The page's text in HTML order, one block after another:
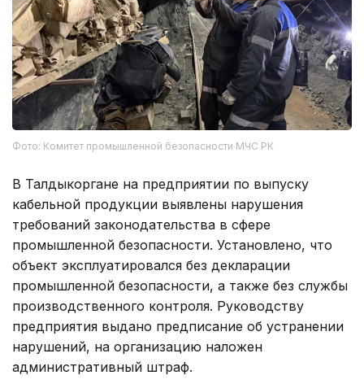
Фото: Комитет промышленной безопасности МЧС РК
В Талдыкоргане на предприятии по выпуску
кабельной продукции выявлены нарушения
требований законодательства в сфере
промышленной безопасности. Установлено, что
объект эксплуатировался без декларации
промышленной безопасности, а также без службы
производственного контроля. Руководству
предприятия выдано предписание об устранении
нарушений, на организацию наложен
административный штраф.